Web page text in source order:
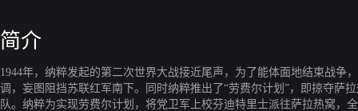
简介
1944年，纳粹发起的第二次世界大战接近尾声，为了能体面地结束战争
调，妄图阻挡苏联红军南下。同时纳粹推出了“劳费尔计划”，即掠夺萨
队。纳粹为实现劳费尔计划，将党卫军上校芬迪特里士派往萨拉热窝，